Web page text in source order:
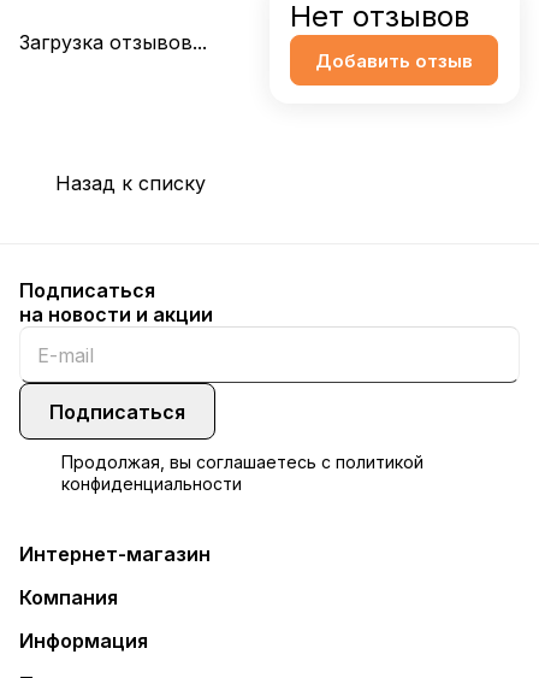
Загрузка отзывов...
Нет отзывов
Добавить отзыв
Назад к списку
Подписаться
на новости и акции
Подписаться
Продолжая, вы соглашаетесь с политикой
конфиденциальности
Интернет-магазин
Компания
Информация